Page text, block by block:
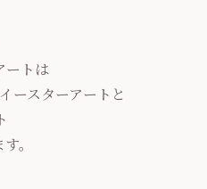
トは
ースターアートと
。